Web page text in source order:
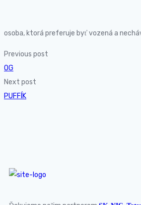
osoba, ktorá preferuje byť vozená a
Previous post
OG
Next post
PUFFÍK